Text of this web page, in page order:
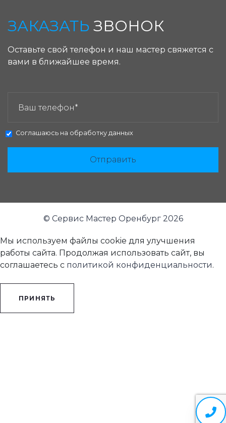
ЗАКАЗАТЬ ЗВОНОК
Оставьте свой телефон и наш мастер свяжется с
вами в ближайшее время.
Соглашаюсь на обработку данных
Отправить
© Сервис Мастер Оренбург 2026
Мы используем файлы cookie для улучшения
работы сайта. Продолжая использовать сайт, вы
соглашаетесь с политикой конфиденциальности.
ПРИНЯТЬ